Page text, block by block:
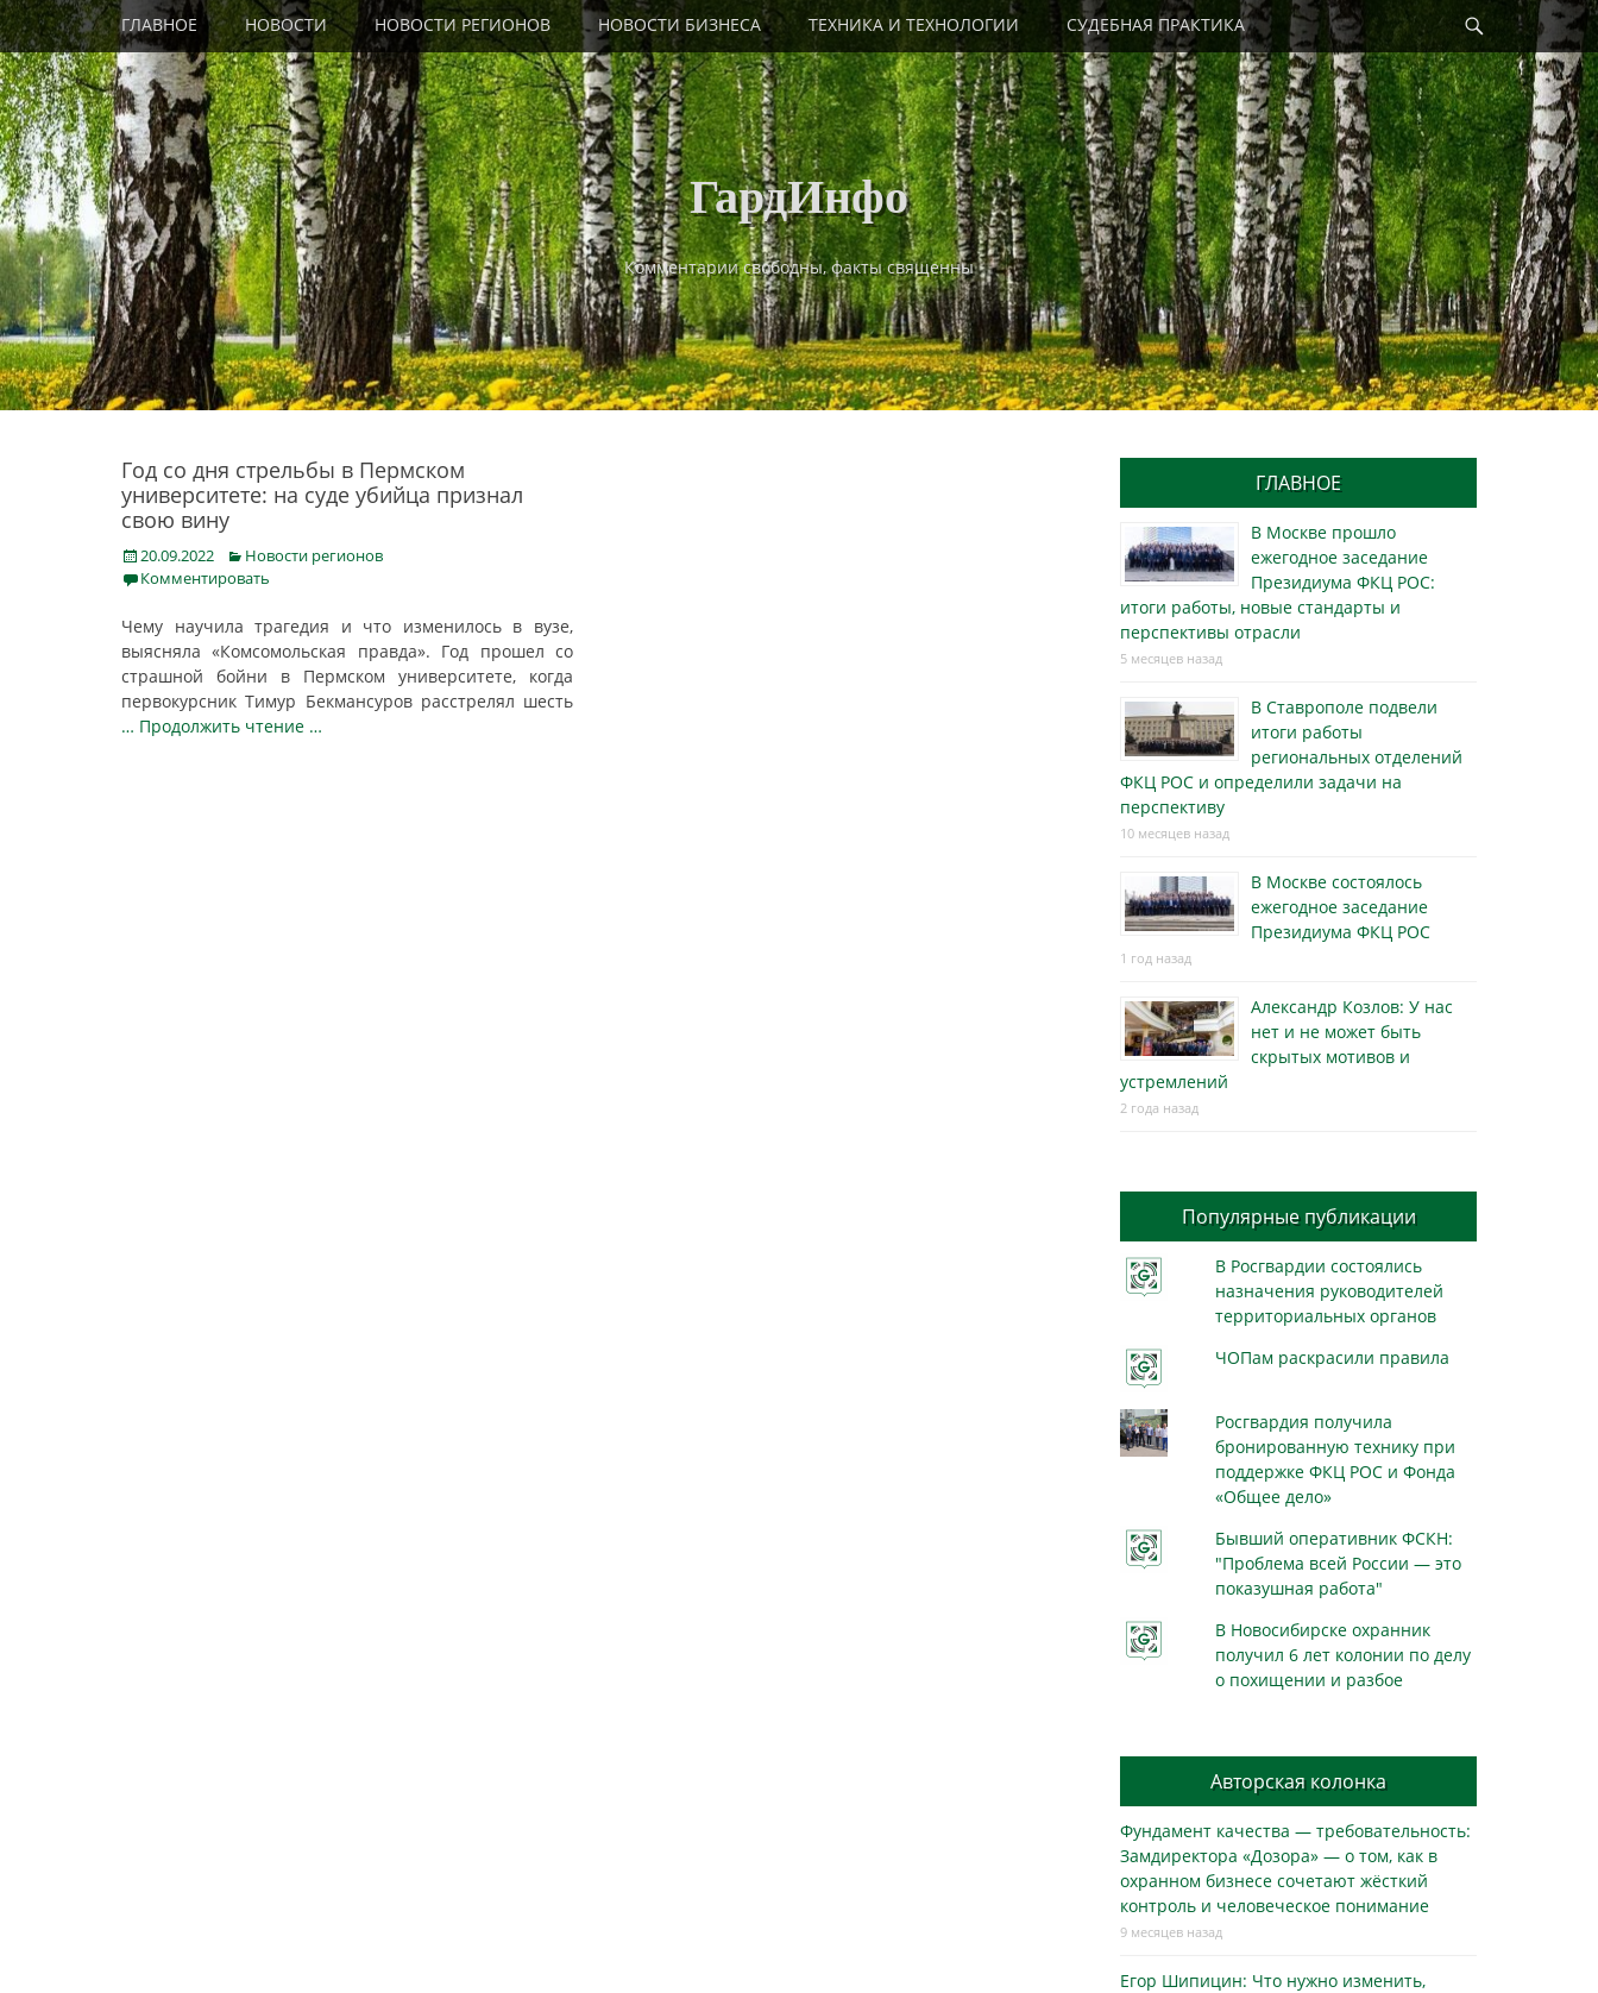
Skip
to
content
Primary Menu
ГЛАВНОЕ НОВОСТИ НОВОСТИ РЕГИОНОВ НОВОСТИ БИЗНЕСА ТЕХНИКА И ТЕХНОЛОГИИ СУДЕБНАЯ ПРАКТИКА
Найти
ГардИнфо
Комментарии свободны, факты священны
Год со дня стрельбы в Пермском
университете: на суде убийца признал
свою вину
Posted
on
20.09.2022 Categories
Новости регионов
Комментировать
Чему научила трагедия и что изменилось в вузе,
выясняла «Комсомольская правда». Год прошел со
страшной бойни в Пермском университете, когда
первокурсник Тимур Бекмансуров расстрелял шесть
… Продолжить чтение …
ГЛАВНОЕ
В Москве прошло
ежегодное заседание
Президиума ФКЦ РОС:
итоги работы, новые стандарты и
перспективы отрасли
5 месяцев назад
В Ставрополе подвели
итоги работы
региональных отделений
ФКЦ РОС и определили задачи на
перспективу
10 месяцев назад
В Москве состоялось
ежегодное заседание
Президиума ФКЦ РОС
1 год назад
Александр Козлов: У нас
нет и не может быть
скрытых мотивов и
устремлений
2 года назад
Популярные публикации
В Росгвардии состоялись
назначения руководителей
территориальных органов
ЧОПам раскрасили правила
Росгвардия получила
бронированную технику при
поддержке ФКЦ РОС и Фонда
«Общее дело»
Бывший оперативник ФСКН:
"Проблема всей России — это
показушная работа"
В Новосибирске охранник
получил 6 лет колонии по делу
о похищении и разбое
Авторская колонка
Фундамент качества — требовательность:
Замдиректора «Дозора» — о том, как в
охранном бизнесe сочетают жёсткий
контроль и человеческое понимание
9 месяцев назад
Егор Шипицин: Что нужно изменить,